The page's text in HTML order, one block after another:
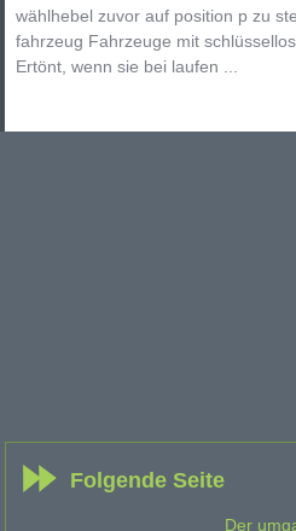
wählhebel zuvor auf position p zu
fahrzeug Fahrzeuge mit
Ertönt, wenn sie bei laufen ...
Folgende Seite
Der